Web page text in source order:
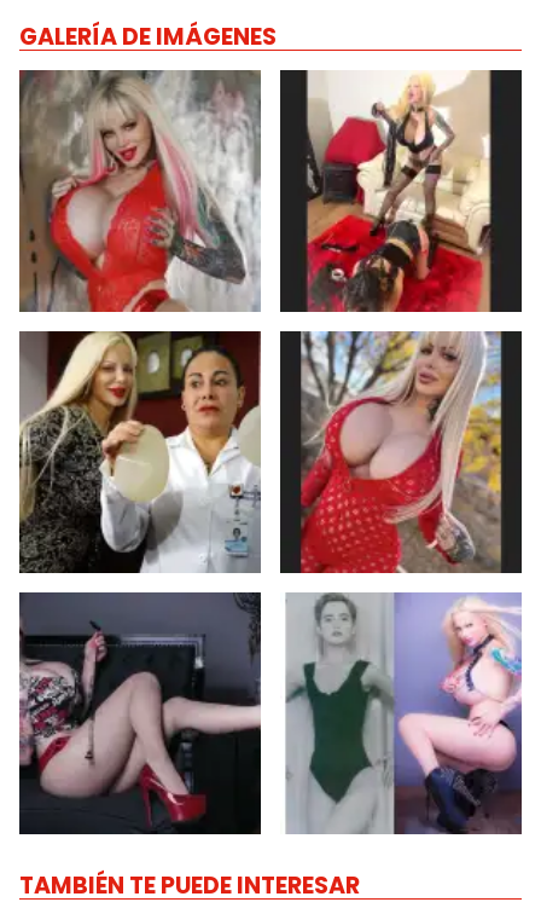
GALERÍA DE IMÁGENES
TAMBIÉN TE PUEDE INTERESAR